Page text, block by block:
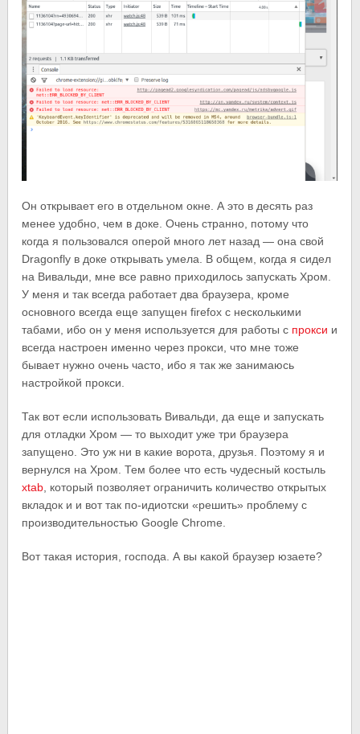
Он открывает его в отдельном окне. А это в десять раз
менее удобно, чем в доке. Очень странно, потому что
когда я пользовался оперой много лет назад — она свой
Dragonfly в доке открывать умела. В общем, когда я сидел
на Вивальди, мне все равно приходилось запускать Хром.
У меня и так всегда работает два браузера, кроме
основного всегда еще запущен firefox с несколькими
табами, ибо он у меня используется для работы с прокси и
всегда настроен именно через прокси, что мне тоже
бывает нужно очень часто, ибо я так же занимаюсь
настройкой прокси.
Так вот если использовать Вивальди, да еще и запускать
для отладки Хром — то выходит уже три браузера
запущено. Это уж ни в какие ворота, друзья. Поэтому я и
вернулся на Хром. Тем более что есть чудесный костыль
xtab , который позволяет ограничить количество открытых
вкладок и и вот так по-идиотски «решить» проблему с
производительностью Google Chrome.
Вот такая история, господа. А вы какой браузер юзаете?